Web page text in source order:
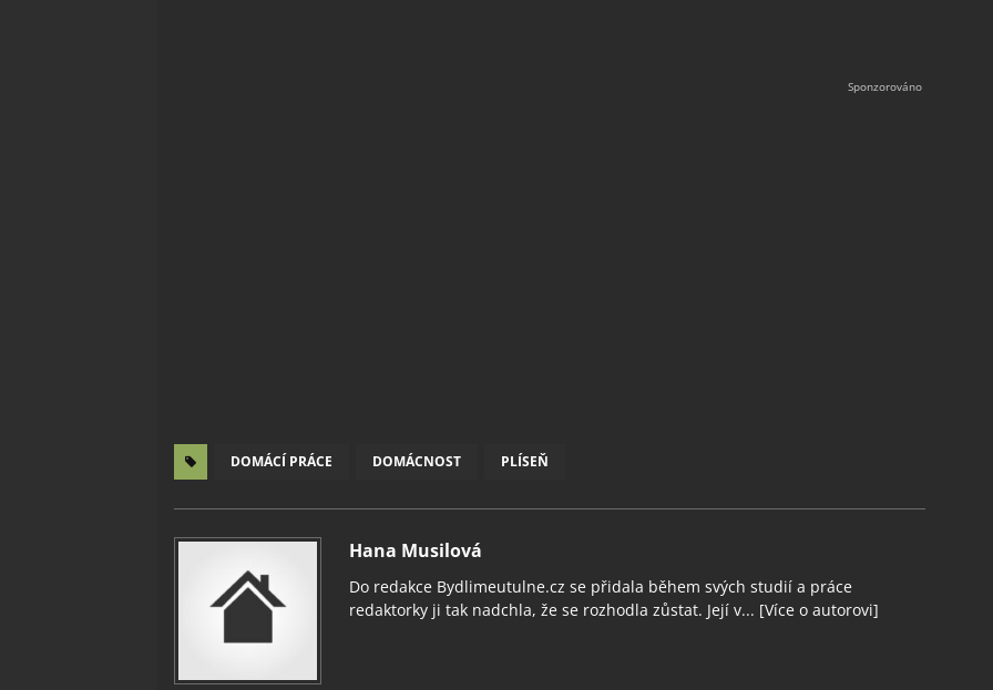
DOMÁCÍ PRÁCE DOMÁCNOST PLÍSEŇ
Hana Musilová
Do redakce Bydlimeutulne.cz se přidala během svých studií a práce
redaktorky ji tak nadchla, že se rozhodla zůstat. Její v... [Více o autorovi]